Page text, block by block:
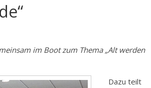
im Boot zum Thema „Alt werden
Dazu teilt